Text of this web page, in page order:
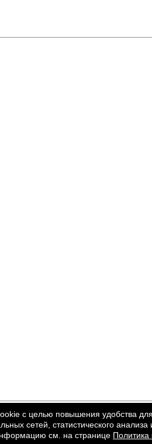
с целью повышения удобства
сетей, статистического
см. на странице Политика